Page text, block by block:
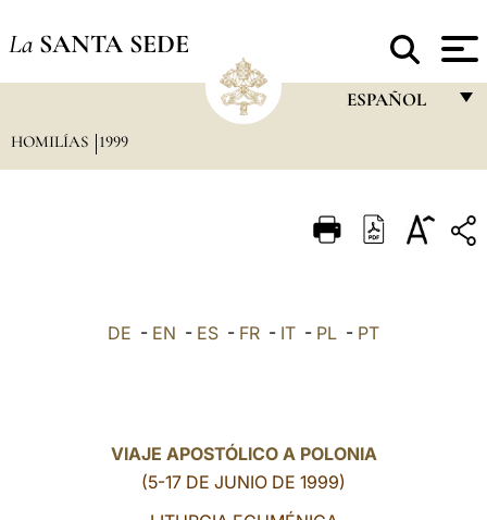
La SANTA SEDE
ESPAÑOL
ITALIANO
HOMILÍAS 1999
DE - EN - ES - FR - IT - PL - PT
VIAJE APOSTÓLICO A POLONIA
(5-17 DE JUNIO DE 1999)